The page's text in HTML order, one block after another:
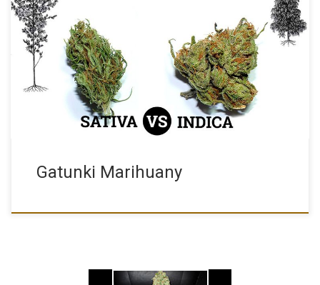
Sativa vs Indica: gatunki marihuany i ich oddziaływanie W
każdym […]
Gatunki Marihuany